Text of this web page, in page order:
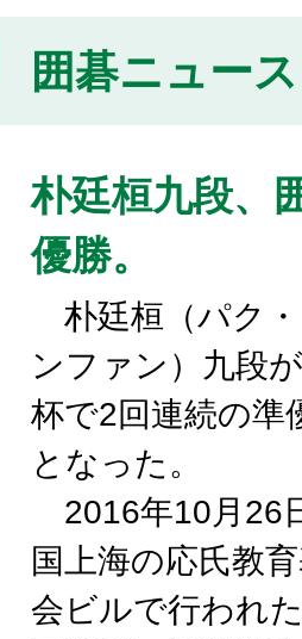
囲碁ニュー
朴廷桓九段、
優勝。
朴廷桓（パク
ンファン）九段
杯で2回連続の準
となった。
2016年10月26
国上海の応氏教
会ビルで行われ